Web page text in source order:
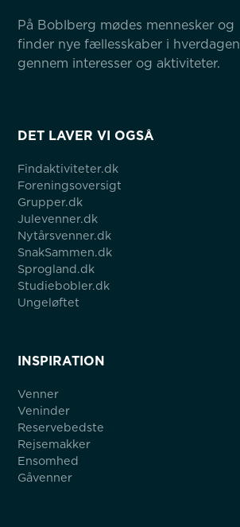
På Boblberg mødes mennesker og
finder nye fællesskaber i hverdagen
gennem interesser og aktiviteter.
DET LAVER VI OGSÅ
Findaktiviteter.dk
Foreningsoversigt
Grupper.dk
Julevenner.dk
Nytårsvenner.dk
SnakSammen.dk
Sprogland.dk
Studiebobler.dk
Ungeløftet
INSPIRATION
Venner
Veninder
Reservebedste
Rejsemakker
Ensomhed
Gåvenner